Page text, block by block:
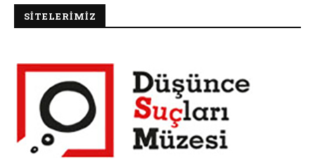
SİTELERİMİZ